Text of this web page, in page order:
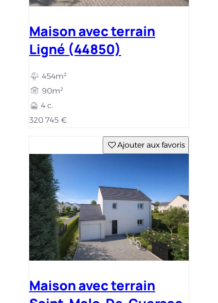
Maison avec terrain
Ligné (44850)
454m²
90m²
4 c.
320 745 €
Ajouter aux favoris
Maison avec terrain